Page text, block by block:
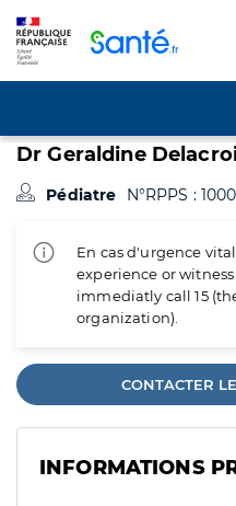
Dr Geraldine
Pédiatre N°RPPS :
En cas d'urgence
experience or
immediatly call 15
organization).
CONTACTER
INFORMATIONS